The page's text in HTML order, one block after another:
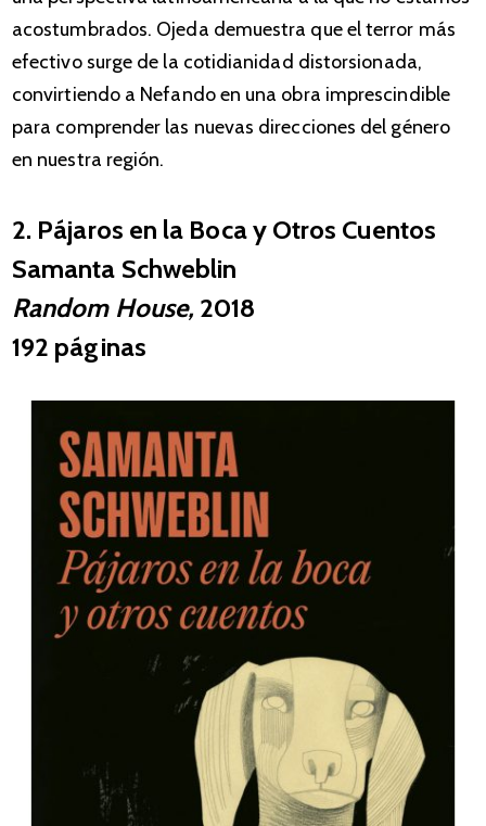
acostumbrados. Ojeda demuestra que el terror más
efectivo surge de la cotidianidad distorsionada,
convirtiendo a Nefando en una obra imprescindible
para comprender las nuevas direcciones del género
en nuestra región.
2. Pájaros en la Boca y Otros Cuentos
Samanta Schweblin
Random House, 2018
192 páginas